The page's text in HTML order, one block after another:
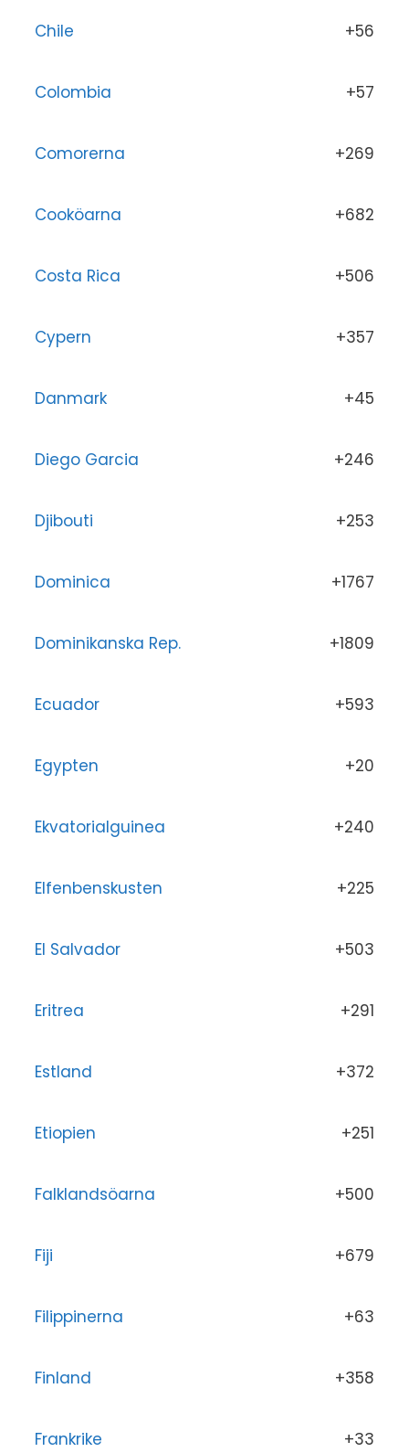
Chile +56
Colombia +57
Comorerna +269
Cooköarna +682
Costa Rica +506
Cypern +357
Danmark +45
Diego Garcia +246
Djibouti +253
Dominica +1767
Dominikanska Rep. +1809
Ecuador +593
Egypten +20
Ekvatorialguinea +240
Elfenbenskusten +225
El Salvador +503
Eritrea +291
Estland +372
Etiopien +251
Falklandsöarna +500
Fiji +679
Filippinerna +63
Finland +358
Frankrike +33